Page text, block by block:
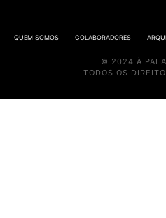
QUEM SOMOS COLABORADORES
© 2024 À PALA
TODOS OS